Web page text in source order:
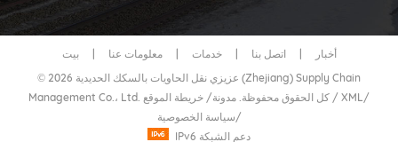
بيت معلومات عنا خدمات اتصل بنا
أخبار
© 2026 عزيزي نقل الحاويات بالسكك الحديدية (Zhejiang) Supply Chain
Management Co.، Ltd. كل الحقوق محفوظة. مدونة/ / XML/
سياسة الخصوصية/
IPv6 دعم الشبكة